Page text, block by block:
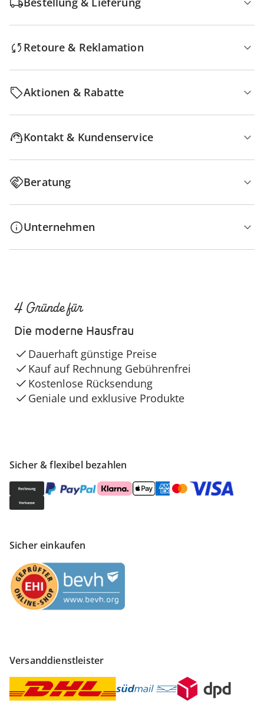
Retoure & Reklamation
Aktionen & Rabatte
Kontakt & Kundenservice
Beratung
Unternehmen
Sicher & flexibel bezahlen
Sicher einkaufen
Versanddienstleister
4 Gründe für
Die moderne Hausfrau
Dauerhaft günstige Preise
Kauf auf Rechnung Gebührenfrei
Kostenlose Rücksendung
Geniale und exklusive Produkte